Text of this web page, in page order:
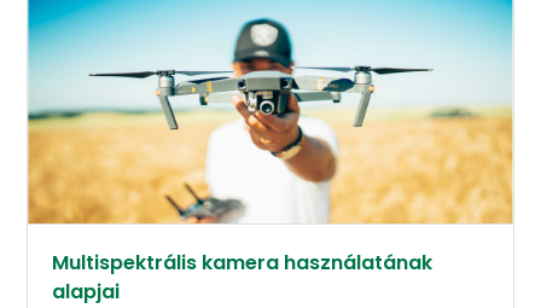
Multispektrális kamera használatának
alapjai